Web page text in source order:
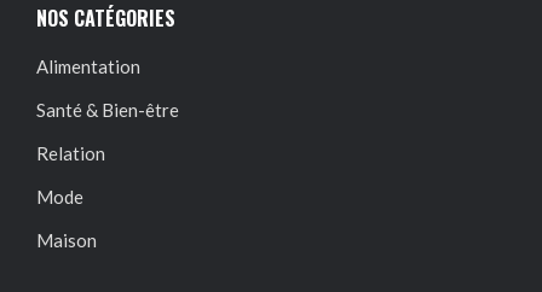
NOS CATÉGORIES
Alimentation
Santé & Bien-être
Relation
Mode
Maison